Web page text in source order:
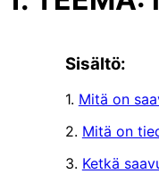
Sisältö:
1. Mitä on
2. Mitä on
3. Ketkä